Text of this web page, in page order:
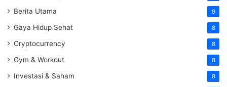
Berita Utama 9
Gaya Hidup Sehat 8
Cryptocurrency 8
Gym & Workout 8
Investasi & Saham 8